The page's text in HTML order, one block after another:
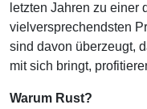
letzten Jahren zu einer
vielversprechendsten
sind davon überzeugt,
mit sich bringt,
Warum Rust?